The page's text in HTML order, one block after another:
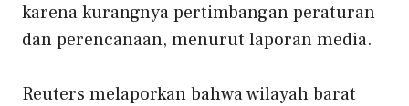
karena kurangnya pertimbangan peraturan
dan perencanaan, menurut laporan media.
Reuters melaporkan bahwa wilayah barat